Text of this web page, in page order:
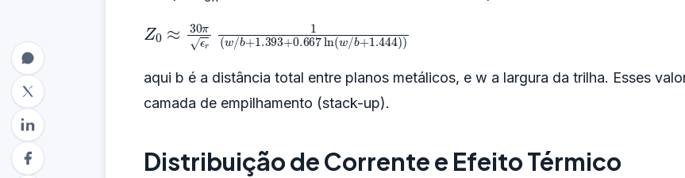
Z0 30πϵ 1.393
aqui b é a distância total entre planos metálicos, e w a largura da trilha. Esses
camada de empilhamento (stack-up).
Distribuição de Corrente e Efeito Térmico